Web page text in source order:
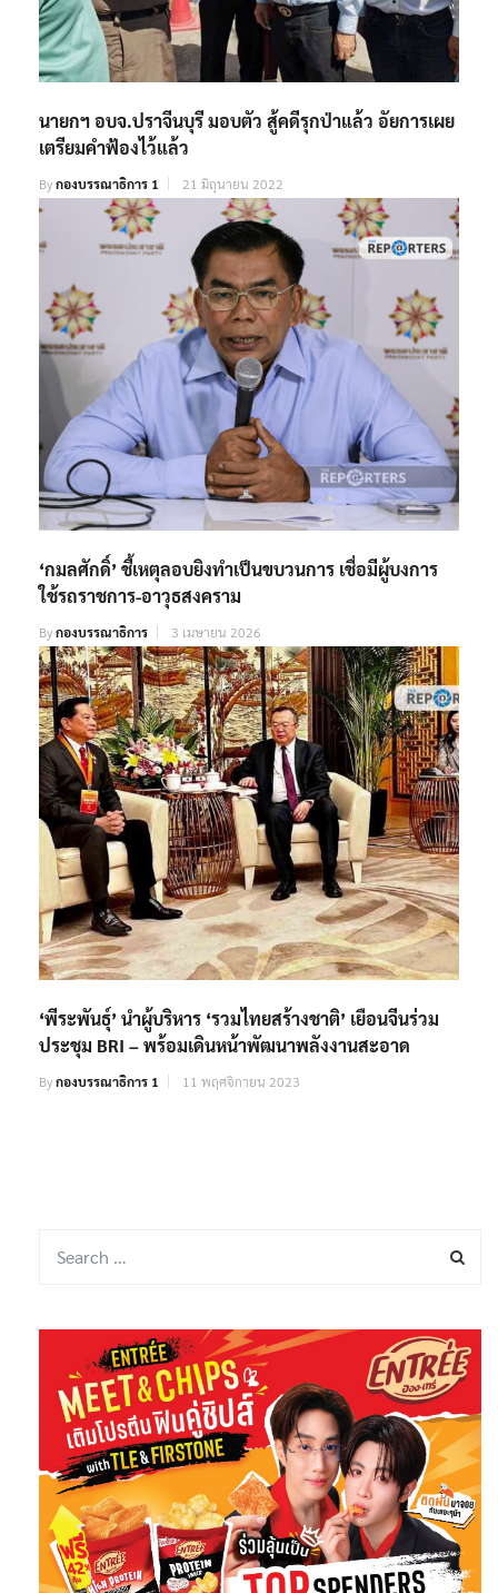
นายกฯ อบจ.ปราจีนบุรี มอบตัว สู้คดีรุกป่าแล้ว อัยการเผย
เตรียมคำฟ้องไว้แล้ว
Byกองบรรณาธิการ 1 21 มิถุนายน 2022
‘กมลศักดิ์’ ชี้เหตุลอบยิงทำเป็นขบวนการ เชื่อมีผู้บงการ
ใช้รถราชการ-อาวุธสงคราม
Byกองบรรณาธิการ 3 เมษายน 2026
‘พีระพันธุ์’ นำผู้บริหาร ‘รวมไทยสร้างชาติ’ เยือนจีนร่วม
ประชุม BRI – พร้อมเดินหน้าพัฒนาพลังงานสะอาด
Byกองบรรณาธิการ 1 11 พฤศจิกายน 2023